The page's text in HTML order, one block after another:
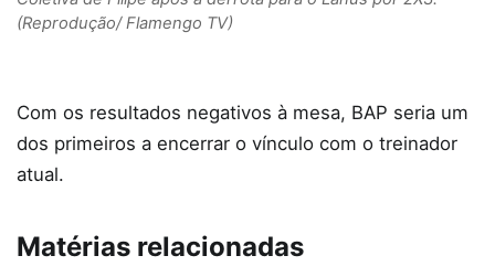
(Reprodução/ Flamengo TV)
Com os resultados negativos à mesa, BAP seria um
dos primeiros a encerrar o vínculo com o treinador
atual.
Matérias relacionadas